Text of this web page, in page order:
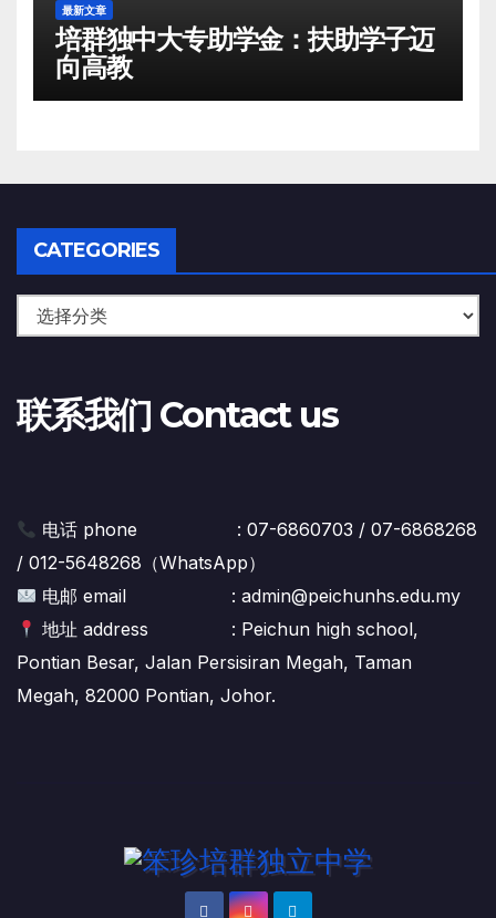
最新文章
培群独中大专助学金：扶助学子迈
向高教
CATEGORIES
Categories
联系我们 Contact us
电话 phone : 07-6860703 / 07-6868268
/ 012-5648268（WhatsApp）
电邮 email : admin@peichunhs.edu.my
地址 address : Peichun high school,
Pontian Besar, Jalan Persisiran Megah, Taman
Megah, 82000 Pontian, Johor.